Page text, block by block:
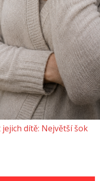
dítě: Největší šok